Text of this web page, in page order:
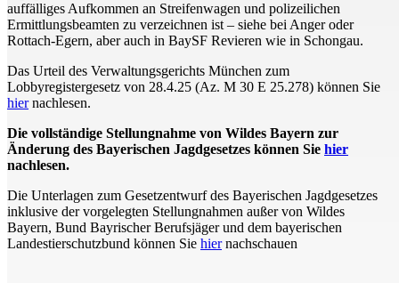
auffälliges Aufkommen an Streifenwagen und polizeilichen
Ermittlungsbeamten zu verzeichnen ist – siehe bei Anger oder
Rottach-Egern, aber auch in BaySF Revieren wie in Schongau.
Das Urteil des Verwaltungsgerichts München zum
Lobbyregistergesetz von 28.4.25 (Az. M 30 E 25.278) können Sie
hiernachlesen.
Die vollständige Stellungnahme von Wildes Bayern zur
Änderung des Bayerischen Jagdgesetzes können Sie hier
nachlesen.
Die Unterlagen zum Gesetzentwurf des Bayerischen Jagdgesetzes
inklusive der vorgelegten Stellungnahmen außer von Wildes
Bayern, Bund Bayrischer Berufsjäger und dem bayerischen
Landestierschutzbund können Sie hiernachschauen